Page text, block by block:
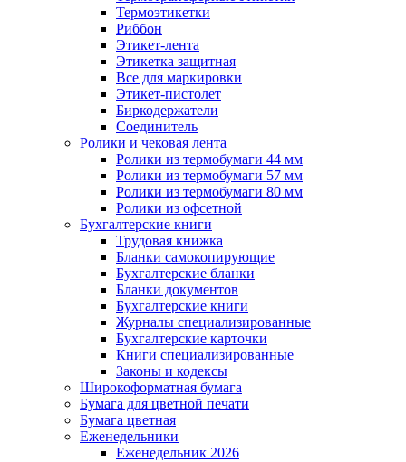
Термоэтикетки
Риббон
Этикет-лента
Этикетка защитная
Все для маркировки
Этикет-пистолет
Биркодержатели
Соединитель
Ролики и чековая лента
Ролики из термобумаги 44 мм
Ролики из термобумаги 57 мм
Ролики из термобумаги 80 мм
Ролики из офсетной
Бухгалтерские книги
Трудовая книжка
Бланки самокопирующие
Бухгалтерские бланки
Бланки документов
Бухгалтерские книги
Журналы специализированные
Бухгалтерские карточки
Книги специализированные
Законы и кодексы
Широкоформатная бумага
Бумага для цветной печати
Бумага цветная
Еженедельники
Еженедельник 2026